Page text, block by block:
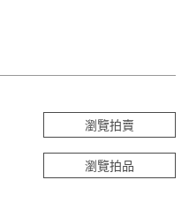
瀏覽拍賣
瀏覽拍品